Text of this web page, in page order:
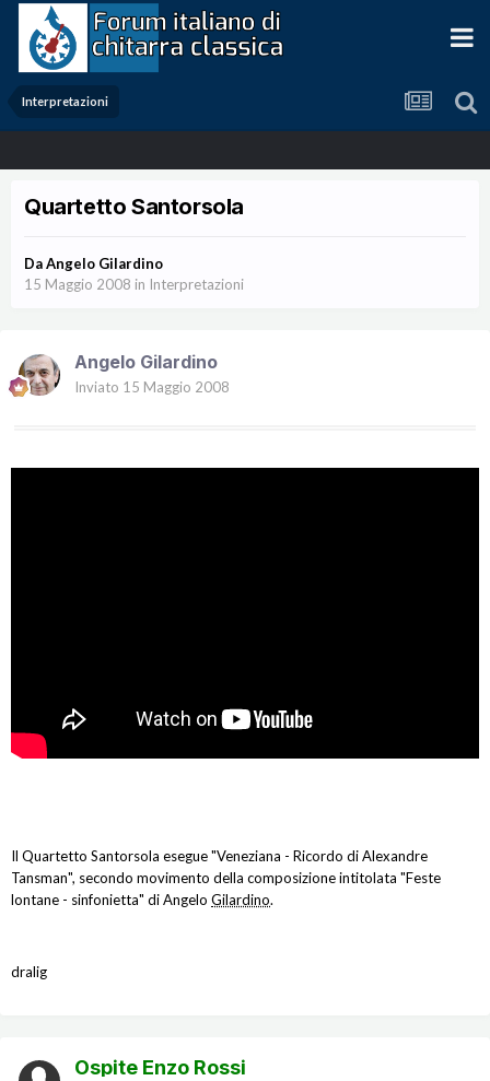
Interpretazioni
Quartetto Santorsola
DaAngelo Gilardino
15 Maggio 2008 in Interpretazioni
Angelo Gilardino
Inviato 15 Maggio 2008
Il Quartetto Santorsola esegue "Veneziana - Ricordo di Alexandre
Tansman", secondo movimento della composizione intitolata "Feste
lontane - sinfonietta" di Angelo Gilardino.
dralig
Ospite Enzo Rossi